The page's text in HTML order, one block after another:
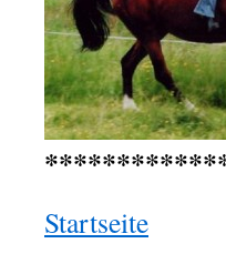
Startseite